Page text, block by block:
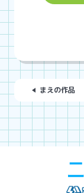
まえの作品